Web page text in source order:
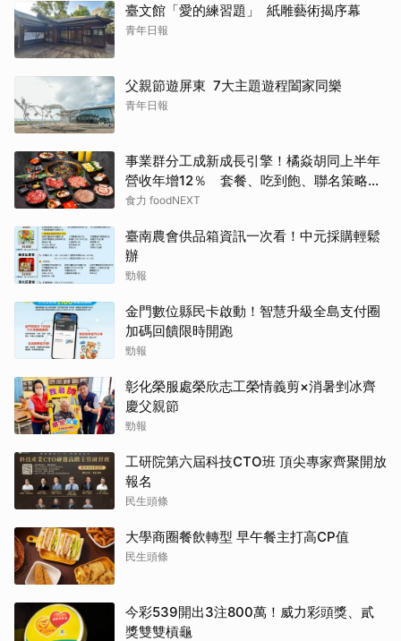
臺文館「愛的練習題」 紙雕藝術揭序幕
青年日報
父親節遊屏東 7大主題遊程闔家同樂
青年日報
事業群分工成新成長引擎！橘焱胡同上半年
營收年增12％ 套餐、吃到飽、聯名策略帶
動新客
食力 foodNEXT
臺南農會供品箱資訊一次看！中元採購輕鬆
辦
勁報
金門數位縣民卡啟動！智慧升級全島支付圈
加碼回饋限時開跑
勁報
彰化榮服處榮欣志工榮情義剪×消暑剉冰齊
慶父親節
勁報
工研院第六屆科技CTO班 頂尖專家齊聚開放
報名
民生頭條
大學商圈餐飲轉型 早午餐主打高CP值
民生頭條
今彩539開出3注800萬！威力彩頭獎、貳
獎雙雙槓龜